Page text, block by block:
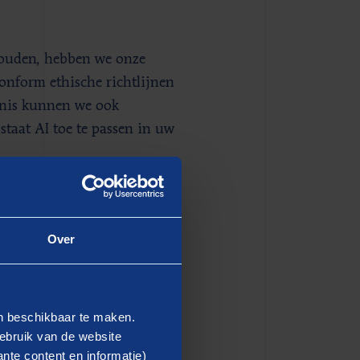
Over
beschikbaar te maken.
van de website
content en informatie)
hebben we onze
ethische richtlijnen
kunnen we ook
AI toe te passen in uw
met praktische
en inkomen,
datagedreven inzichten
betere toegankelijkheid